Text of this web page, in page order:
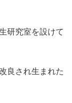
研究室を設けて
良され生まれた